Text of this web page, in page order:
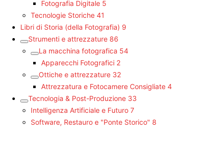
Fotografia Digitale 5
Tecnologie Storiche 41
Libri di Storia (della Fotografia) 9
Strumenti e attrezzature 86
La macchina fotografica 54
Apparecchi Fotografici 2
Ottiche e attrezzature 32
Attrezzatura e Fotocamere Consigliate 4
Tecnologia & Post-Produzione 33
Intelligenza Artificiale e Futuro 7
Software, Restauro e "Ponte Storico" 8